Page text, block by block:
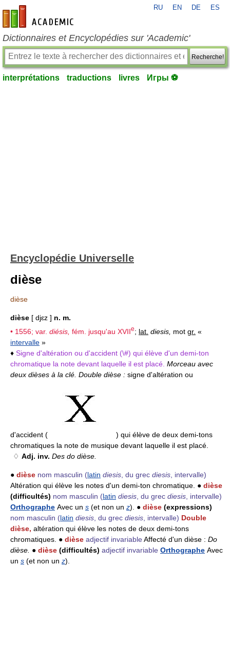
fr-academic.com
RU EN DE ES
Dictionnaires et Encyclopédies sur 'Academic'
Recherche!
interprétations traductions livres Игры ⚽
Encyclopédie Universelle
dièse
dièse
dièse [ djɛz ] n. m.
• 1556; var. diésis, fém. jusqu'au XVIIe; lat. diesis, mot gr. «
intervalle »
♦ Signe d'altération ou d'accident (\#) qui élève d'un demi-ton
chromatique la note devant laquelle il est placé. Morceau avec
deux dièses à la clé. Double dièse : signe d'altération ou
d'accident (
) qui élève de deux demi-tons
chromatiques la note de musique devant laquelle il est placé.
♢ Adj. inv. Des do dièse.
● dièse nom masculin (latin diesis , du grec diesis , intervalle)
Altération qui élève les notes d'un demi-ton chromatique. ● dièse
(difficultés) nom masculin (latin diesis , du grec diesis , intervalle)
Orthographe Avec un s (et non un z). ● dièse (expressions)
nom masculin (latin diesis , du grec diesis , intervalle) Double
dièse, altération qui élève les notes de deux demi-tons
chromatiques. ● dièse adjectif invariableAffecté d'un dièse : Do
dièse. ● dièse (difficultés) adjectif invariable Orthographe Avec
un s (et non un z).